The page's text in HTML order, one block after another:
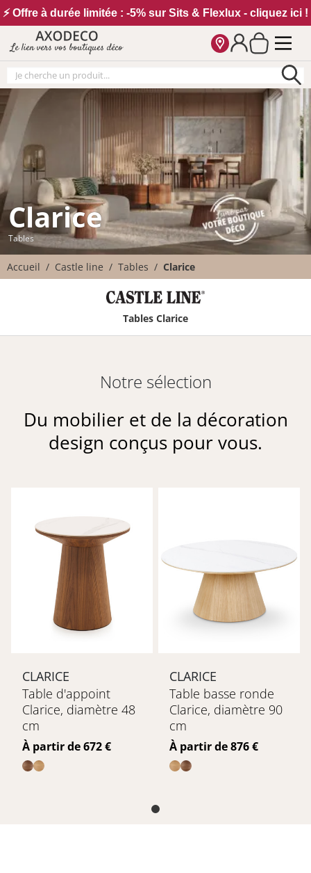
⚡ Offre à durée limitée : -5% sur Sits & Flexlux - cliquez ici !
Le lien vers vos boutiques déco
Clarice
Tables
Accueil Castle line Tables Clarice
Tables Clarice
Notre sélection
Du mobilier et de la décoration
design conçus pour vous.
CLARICE
Table d'appoint
Clarice, diamètre 48
cm
Prix
À partir de 672 €
CLARICE
Table basse ronde
Clarice, diamètre 90
cm
Prix
À partir de 876 €
Vos paramètres cookies